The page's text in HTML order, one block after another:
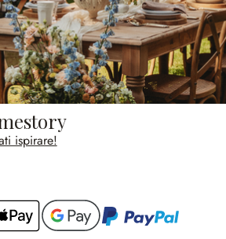
ispirare!